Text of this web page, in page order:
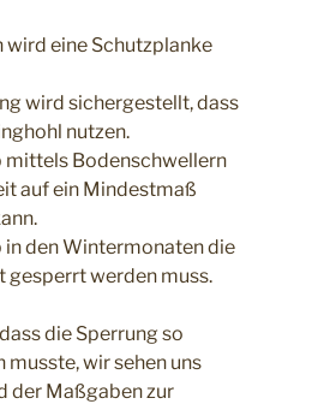
wird eine Schutzplanke
wird sichergestellt, dass
nutzen.
mittels Bodenschwellern
auf ein Mindestmaß
in den Wintermonaten die
werden muss.
die Sperrung so
wir sehen uns
der Maßgaben zur